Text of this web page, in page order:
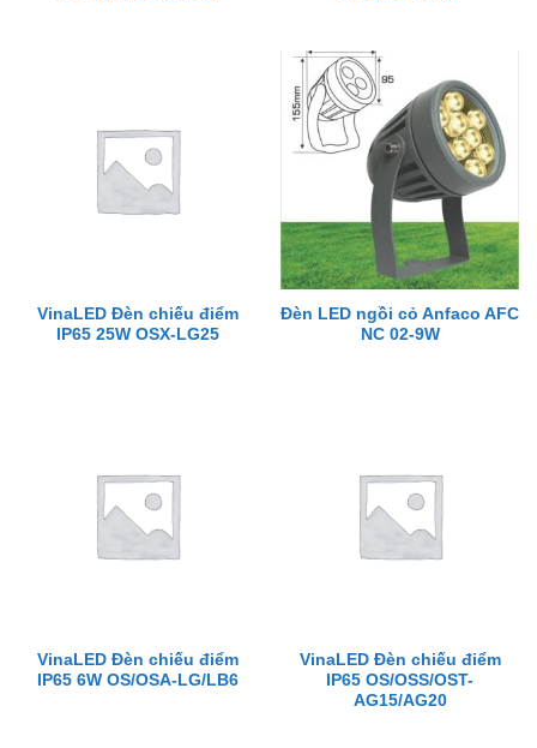
VinaLED Đèn chiếu điểm
IP65 25W OSX-LG25
Đèn LED ngồi cỏ Anfaco AFC
NC 02-9W
VinaLED Đèn chiếu điểm
IP65 6W OS/OSA-LG/LB6
VinaLED Đèn chiếu điểm
IP65 OS/OSS/OST-
AG15/AG20